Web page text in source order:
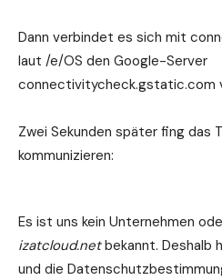
Dann verbindet es sich mit
laut /e/OS den Google-Server
connectivitycheck.gstatic.com
Zwei Sekunden später fing das
kommunizieren:
Es ist uns kein Unternehmen
izatcloud.netbekannt. Deshalb
und die